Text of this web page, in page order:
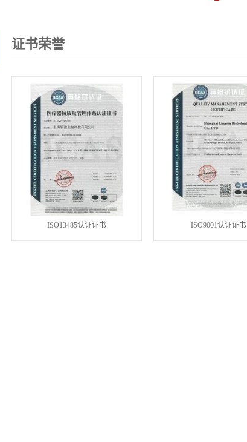
证书荣誉
ISO13485认证证书 ISO9001认证证书